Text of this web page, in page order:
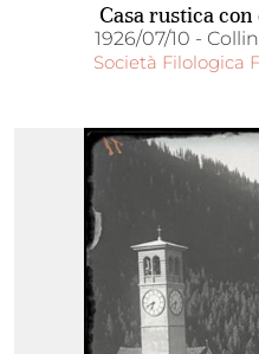
Casa rustica
1926/07/10 -
Società Filologica